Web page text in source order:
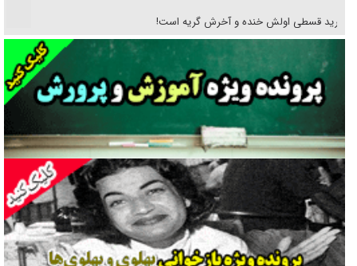
خرید قسطی اولش خنده و آخرش گریه است!
فوتبال و آن «بالا»!
راهبرد غافلگیری با نسل جدید پهپاد‌ها
جنجال پزشکان تقلبی در صنعت زیبایی
یهودی‌ها در ادبیات داستانی اروپا؛ از شکسپیر تا دیکنز
گفت‌وگو با خواهر یکی از شهدای جنگ رمضان/ خواهرم فرمانده جهادی و
اهل خدمت بی‌منت بود
جزئیات شکنجه‌هایم فراتر از آن است که در بیان بگنجد!